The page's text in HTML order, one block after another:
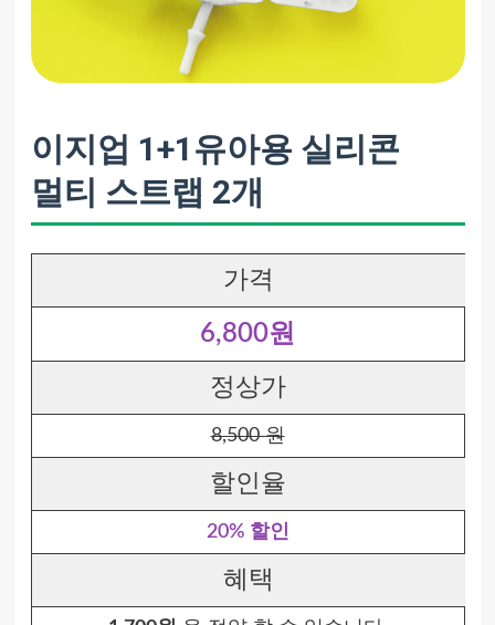
이지업 1+1유아용 실리콘
멀티 스트랩 2개
가격
6,800원
정상가
8,500 원
할인율
20% 할인
혜택